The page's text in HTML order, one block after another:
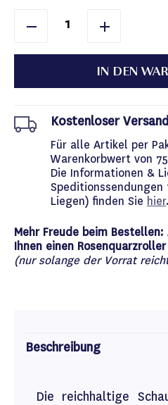
IN DEN
Kostenloser Versand
Für alle Artikel per
Warenkorbwert von
Die Informationen &
Liegen) finden Sie hier.
Mehr Freude beim
Ihnen einen
(nur solange der Vorrat
Beschreibung
Die reichhaltige